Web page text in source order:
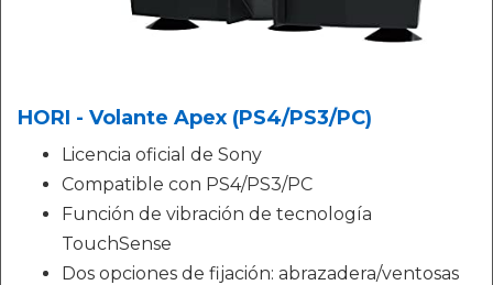
HORI - Volante Apex (PS4/PS3/PC)
Licencia oficial de Sony
Compatible con PS4/PS3/PC
Función de vibración de tecnología
TouchSense
Dos opciones de fijación: abrazadera/ventosas